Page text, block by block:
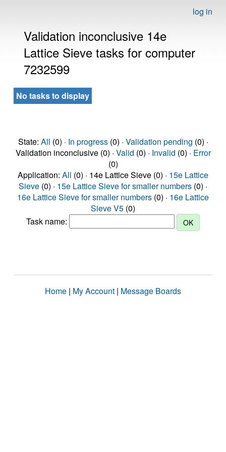
log in
Validation inconclusive 14e
Lattice Sieve tasks for computer
7232599
No tasks to display
State: All (0) · In progress(0) · Validation pending (0) ·
Validation inconclusive (0) · Valid (0) · Invalid (0) · Error
(0)
Application: All (0) · 14e Lattice Sieve (0) · 15e Lattice
Sieve (0) · 15e Lattice Sieve for smaller numbers (0) ·
16e Lattice Sieve for smaller numbers (0) · 16e Lattice
Sieve V5 (0)
Task name:
Home | My Account | Message Boards